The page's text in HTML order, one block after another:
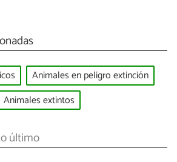
Animales en peligro extinción
Animales extintos
último